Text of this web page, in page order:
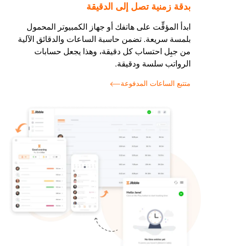
بدقة زمنية تصل إلى الدقيقة
ابدأ المؤقِّت على هاتفك أو جهاز الكمبيوتر المحمول
بلمسة سريعة. تضمن حاسبة الساعات والدقائق الآلية
من جبِل احتساب كل دقيقة، وهذا يجعل حسابات
الرواتب سلسة ودقيقة.
متتبع الساعات المدفوعة